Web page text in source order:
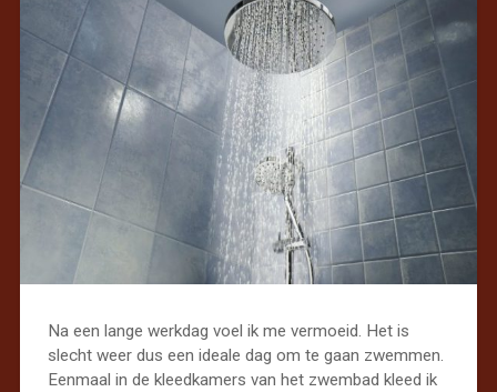
Na een lange werkdag voel ik me vermoeid. Het is
slecht weer dus een ideale dag om te gaan zwemmen.
Eenmaal in de kleedkamers van het zwembad kleed ik